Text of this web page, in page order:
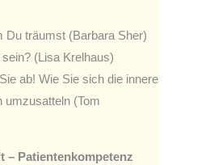
Du träumst (Barbara Sher)
(Lisa Krelhaus)
ab! Wie Sie sich die innere
umzusatteln (Tom
– Patientenkompetenz